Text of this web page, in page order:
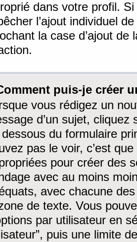
dans votre profil.
l’ajout individuel
la case d’ajout
puis-je créer
vous rédigez un
d’un sujet, cliquez
du formulaire
pas le voir, c’est
pour créer des
avec au moins
avec chacune
de texte. Vous
par utilisateur en
puis une limite